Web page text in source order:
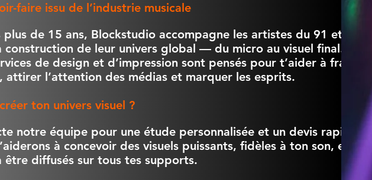
faire issu de l’industrie musicale
plus de 15 ans, Blockstudio accompagne les artistes du 91 et du 77
construction de leur univers global — du micro au visuel final.
de design et d’impression sont pensés pour t’aider à franchir
attirer l’attention des médias et marquer les esprits.
ton univers visuel ?
notre équipe pour une étude personnalisée et un devis rapide.
à concevoir des visuels puissants, fidèles à ton son, et
être diffusés sur tous tes supports.